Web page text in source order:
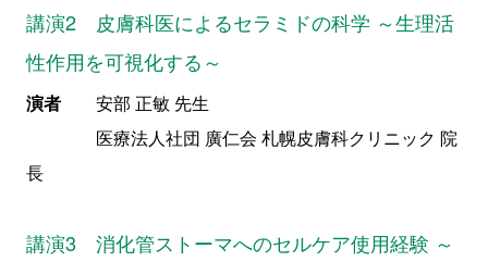
講演2 皮膚科医によるセラミドの科学 ～生理活
性作用を可視化する～
演者安部 正敏 先生
医療法人社団 廣仁会 札幌皮膚科クリニック 院
長
講演3 消化管ストーマへのセルケア使用経験 ～